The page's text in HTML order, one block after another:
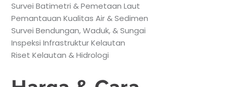
Survei Batimetri & Pemetaan Laut
Pemantauan Kualitas Air & Sedimen
Survei Bendungan, Waduk, & Sungai
Inspeksi Infrastruktur Kelautan
Riset Kelautan & Hidrologi